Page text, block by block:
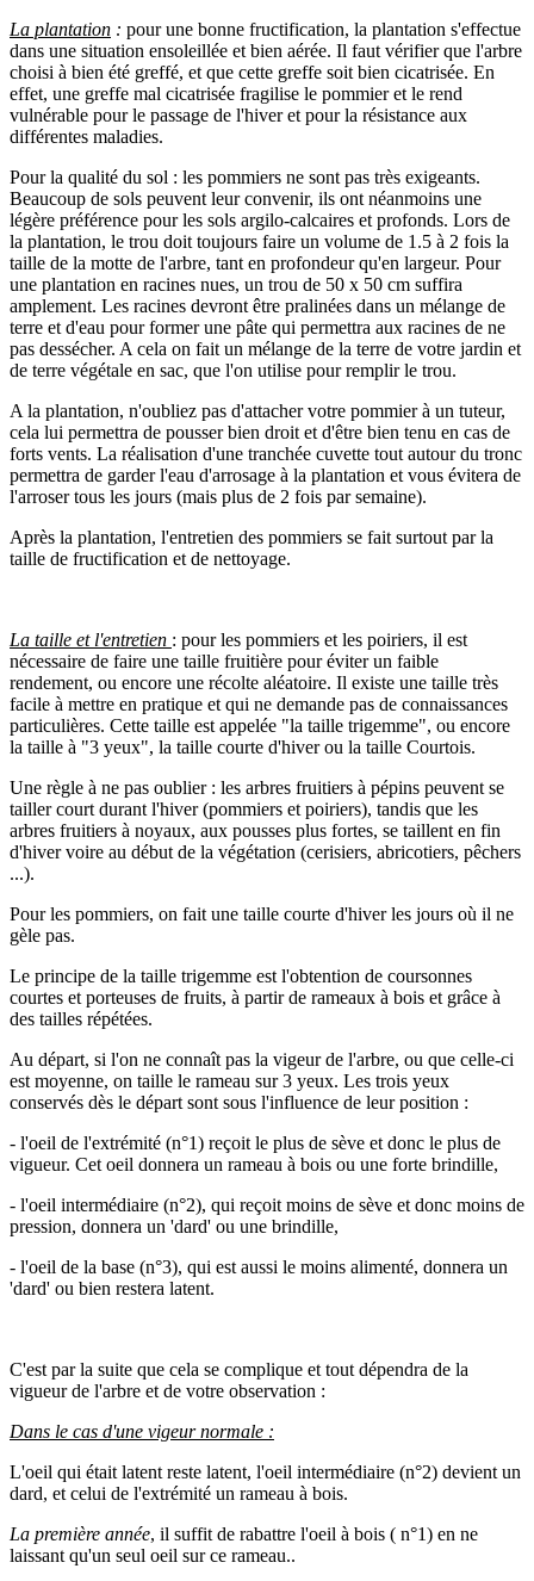
La plantation : pour une bonne fructification, la plantation s'effectue
dans une situation ensoleillée et bien aérée. Il faut vérifier que l'arbre
choisi à bien été greffé, et que cette greffe soit bien cicatrisée. En
effet, une greffe mal cicatrisée fragilise le pommier et le rend
vulnérable pour le passage de l'hiver et pour la résistance aux
différentes maladies.
Pour la qualité du sol : les pommiers ne sont pas très exigeants.
Beaucoup de sols peuvent leur convenir, ils ont néanmoins une
légère préférence pour les sols argilo-calcaires et profonds. Lors de
la plantation, le trou doit toujours faire un volume de 1.5 à 2 fois la
taille de la motte de l'arbre, tant en profondeur qu'en largeur. Pour
une plantation en racines nues, un trou de 50 x 50 cm suffira
amplement. Les racines devront être pralinées dans un mélange de
terre et d'eau pour former une pâte qui permettra aux racines de ne
pas dessécher. A cela on fait un mélange de la terre de votre jardin et
de terre végétale en sac, que l'on utilise pour remplir le trou.
A la plantation, n'oubliez pas d'attacher votre pommier à un tuteur,
cela lui permettra de pousser bien droit et d'être bien tenu en cas de
forts vents. La réalisation d'une tranchée cuvette tout autour du tronc
permettra de garder l'eau d'arrosage à la plantation et vous évitera de
l'arroser tous les jours (mais plus de 2 fois par semaine).
Après la plantation, l'entretien des pommiers se fait surtout par la
taille de fructification et de nettoyage.
La taille et l'entretien : pour les pommiers et les poiriers, il est
nécessaire de faire une taille fruitière pour éviter un faible
rendement, ou encore une récolte aléatoire. Il existe une taille très
facile à mettre en pratique et qui ne demande pas de connaissances
particulières. Cette taille est appelée "la taille trigemme", ou encore
la taille à "3 yeux", la taille courte d'hiver ou la taille Courtois.
Une règle à ne pas oublier : les arbres fruitiers à pépins peuvent se
tailler court durant l'hiver (pommiers et poiriers), tandis que les
arbres fruitiers à noyaux, aux pousses plus fortes, se taillent en fin
d'hiver voire au début de la végétation (cerisiers, abricotiers, pêchers
...).
Pour les pommiers, on fait une taille courte d'hiver les jours où il ne
gèle pas.
Le principe de la taille trigemme est l'obtention de coursonnes
courtes et porteuses de fruits, à partir de rameaux à bois et grâce à
des tailles répétées.
Au départ, si l'on ne connaît pas la vigeur de l'arbre, ou que celle-ci
est moyenne, on taille le rameau sur 3 yeux. Les trois yeux
conservés dès le départ sont sous l'influence de leur position :
- l'oeil de l'extrémité (n°1) reçoit le plus de sève et donc le plus de
vigueur. Cet oeil donnera un rameau à bois ou une forte brindille,
- l'oeil intermédiaire (n°2), qui reçoit moins de sève et donc moins de
pression, donnera un 'dard' ou une brindille,
- l'oeil de la base (n°3), qui est aussi le moins alimenté, donnera un
'dard' ou bien restera latent.
C'est par la suite que cela se complique et tout dépendra de la
vigueur de l'arbre et de votre observation :
Dans le cas d'une vigeur normale :
L'oeil qui était latent reste latent, l'oeil intermédiaire (n°2) devient un
dard, et celui de l'extrémité un rameau à bois.
La première année, il suffit de rabattre l'oeil à bois ( n°1) en ne
laissant qu'un seul oeil sur ce rameau..